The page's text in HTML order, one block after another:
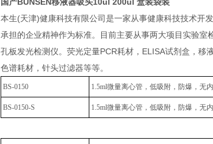
本生(天津)健康科技有限公司是一家从事健康科技技术开
承担的企业精神作为标准。目前主要从事两大项目实验
孔板发光检测仪。荧光定量PCR耗材，ELISA试剂盒，移
色谱耗材，针头过滤器等等。
BS-0150 1.5ml微量离心管，低吸附，防爆，无
BS-0150-S 1.5ml微量离心管，低吸附，防爆，无